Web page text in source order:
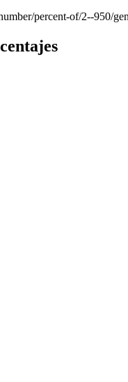
percent-of/2--950/